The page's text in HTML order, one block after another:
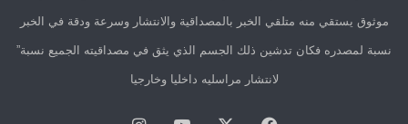
موثوق يستقي منه متلقي الخبر بالمصداقية والانتشار وسرعة ودقة في الخبر
نسبة لمصدره فكان تدشين ذلك الجسم الذي يثق في مصداقيته الجميع نسبة”
لانتشار مراسليه داخليا وخارجيا